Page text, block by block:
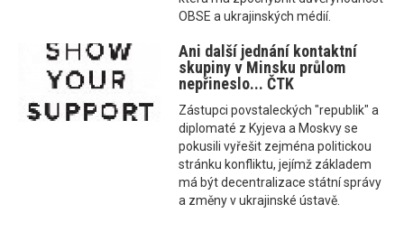
OBSE a ukrajinských médií.
Ani další jednání kontaktní
skupiny v Minsku průlom
nepřineslo... ČTK
Zástupci povstaleckých "republik" a
diplomaté z Kyjeva a Moskvy se
pokusili vyřešit zejména politickou
stránku konfliktu, jejímž základem
má být decentralizace státní správy
a změny v ukrajinské ústavě.